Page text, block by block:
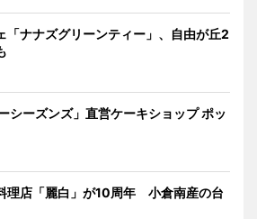
「ナナズグリーンティー」、自由が丘2
シーズンズ」直営ケーキショップ ポッ
理店「麗白」が10周年 小倉南産の台